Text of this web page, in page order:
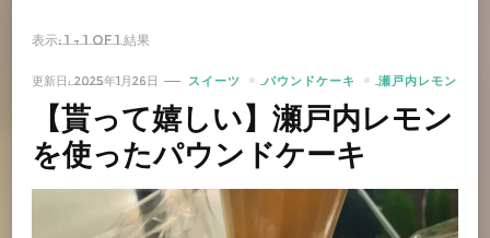
表示: 1 - 1 of 1 結果
更新日:2025年1月26日 スイーツ パウンドケーキ 瀬戸内レモン
【貰って嬉しい】瀬戸内レモン
を使ったパウンドケーキ